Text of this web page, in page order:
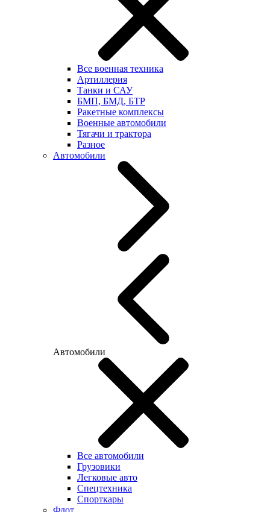
Все военная техника
Артиллерия
Танки и САУ
БМП, БМД, БТР
Ракетные комплексы
Военные автомобили
Тягачи и трактора
Разное
Автомобили
Автомобили
Все автомобили
Грузовики
Легковые авто
Спецтехника
Спорткары
Флот